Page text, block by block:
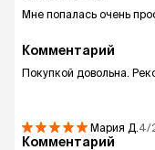
Мне попалась очень
Комментарий
Покупкой довольна.
Мария Д. 4/
Комментарий